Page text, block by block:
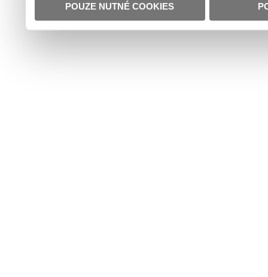
POUZE NUTNÉ COOKIES